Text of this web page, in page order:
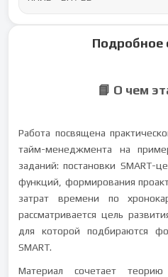
Подробное
📘 О чем
Работа посвящена
тайм-менеджмента на
заданий: постановки SMART-
функций, формирования
затрат времени по
рассматривается цель
для которой подбираются
SMART.
Материал сочетает